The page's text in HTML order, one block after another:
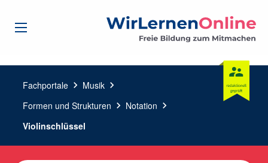
Fachportale chevron_right Musik chevron_right
Formen und Strukturen chevron_right Notation chevron_right
Violinschlüssel